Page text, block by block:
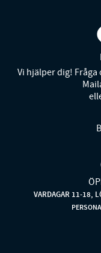
Vi hjälper dig!
VARDAGAR 11-18,